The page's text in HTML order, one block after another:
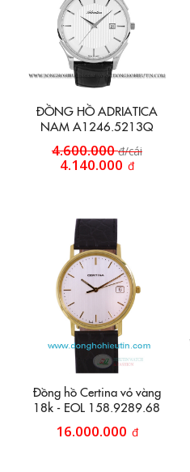
ĐỒNG HỒ ADRIATICA
NAM A1246.5213Q
4.600.000đ/cái
4.140.000 đ
Đồng hồ Certina vỏ vàng
18k - EOL 158.9289.68
16.000.000 đ